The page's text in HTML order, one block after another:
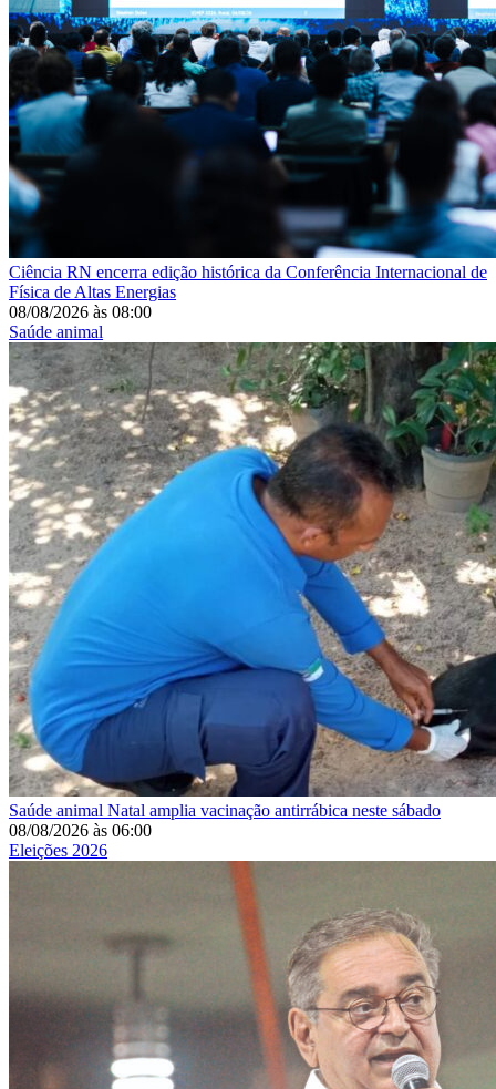
Ciência RN encerra edição histórica da Conferência Internacional de
Física de Altas Energias
08/08/2026 às 08:00
Saúde animal
Saúde animal Natal amplia vacinação antirrábica neste sábado
08/08/2026 às 06:00
Eleições 2026